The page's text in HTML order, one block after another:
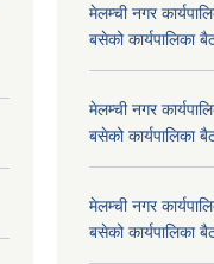
मेलम्ची नगर
बसेको कार्यपालिका
मेलम्ची नगर
बसेको कार्यपालिका
मेलम्ची नगर
बसेको कार्यपालिका